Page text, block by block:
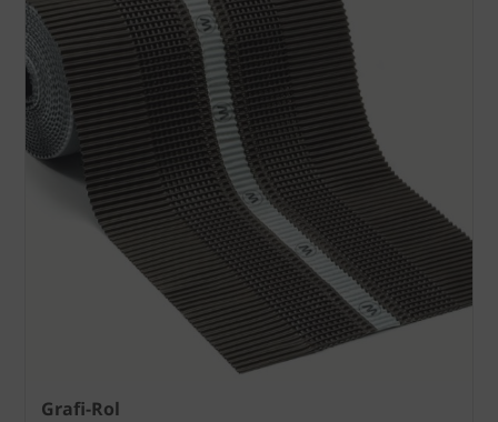
Grafi-Rol